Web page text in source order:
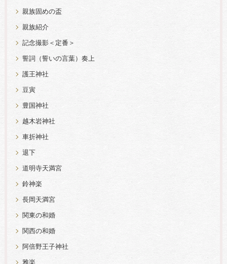
親族固めの盃
親族紹介
記念撮影＜定番＞
誓詞（誓いの言葉）奏上
護王神社
豆寅
豊国神社
越木岩神社
車折神社
退下
道明寺天満宮
鈴神楽
長岡天満宮
関東の和婚
関西の和婚
阿倍野王子神社
雅楽